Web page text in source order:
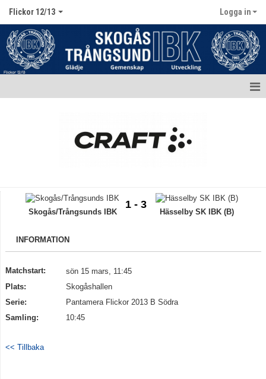
Flickor 12/13 Logga in
Truppen / Kontakt
Bildgalleri
Skogås/Trångsunds IBK
1 - 3
Hässelby SK IBK (B)
INFORMATION
Matchstart:
sön 15 mars, 11:45
Plats:
Skogåshallen
Serie:
Pantamera Flickor 2013 B Södra
Samling:
10:45
<< Tillbaka